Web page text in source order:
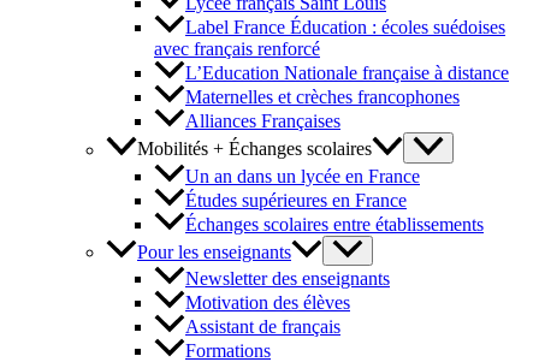
Label France Éducation : écoles suédoises
avec français renforcé
L’Education Nationale française à distance
Maternelles et crèches francophones
Alliances Françaises
Mobilités + Échanges scolaires
Un an dans un lycée en France
Études supérieures en France
Échanges scolaires entre établissements
Pour les enseignants
Newsletter des enseignants
Motivation des élèves
Assistant de français
Formations